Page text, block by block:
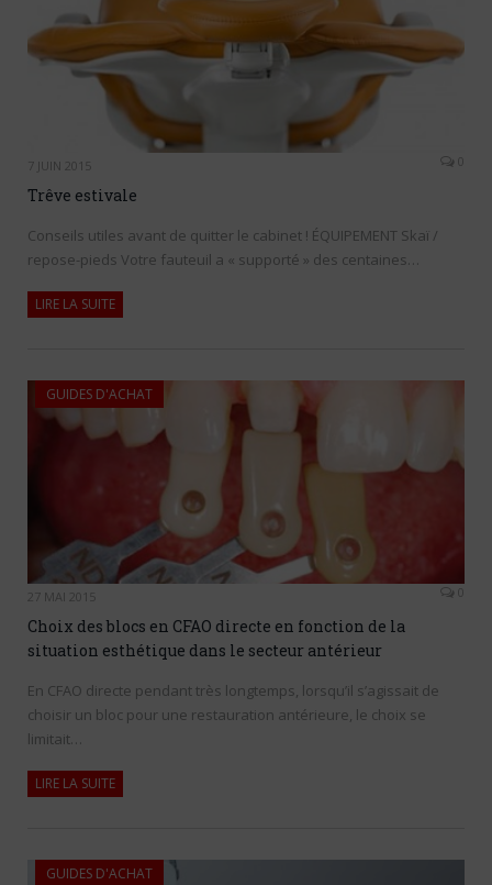
7 JUIN 2015 0
Trêve estivale
Conseils utiles avant de quitter le cabinet ! ÉQUIPEMENT Skaï /
repose-pieds Votre fauteuil a « supporté » des centaines…
LIRE LA SUITE
GUIDES D'ACHAT
27 MAI 2015 0
Choix des blocs en CFAO directe en fonction de la
situation esthétique dans le secteur antérieur
En CFAO directe pendant très longtemps, lorsqu’il s’agissait de
choisir un bloc pour une restauration antérieure, le choix se
limitait…
LIRE LA SUITE
GUIDES D'ACHAT